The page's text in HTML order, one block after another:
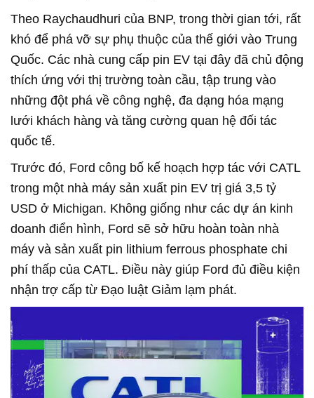
Theo Raychaudhuri của BNP, trong thời gian tới, rất
khó để phá vỡ sự phụ thuộc của thế giới vào Trung
Quốc. Các nhà cung cấp pin EV tại đây đã chủ động
thích ứng với thị trường toàn cầu, tập trung vào
những đột phá về công nghệ, đa dạng hóa mạng
lưới khách hàng và tăng cường quan hệ đối tác
quốc tế.
Trước đó, Ford công bố kế hoạch hợp tác với CATL
trong một nhà máy sản xuất pin EV trị giá 3,5 tỷ
USD ở Michigan. Không giống như các dự án kinh
doanh điển hình, Ford sẽ sở hữu hoàn toàn nhà
máy và sản xuất pin lithium ferrous phosphate chi
phí thấp của CATL. Điều này giúp Ford đủ điều kiện
nhận trợ cấp từ Đạo luật Giảm lạm phát.